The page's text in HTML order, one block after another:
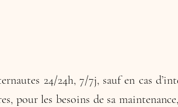
24/24h, 7/7j, sauf en cas
pour les besoins de sa